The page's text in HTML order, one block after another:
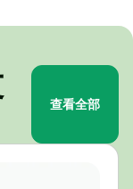
查看全部